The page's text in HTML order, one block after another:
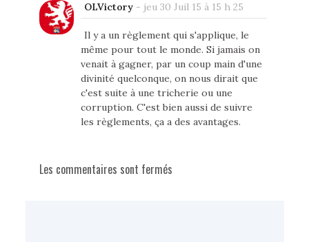
OLVictory- jeu 30 Juil 15 à 15 h 25
Il y a un règlement qui s'applique, le
même pour tout le monde. Si jamais on
venait à gagner, par un coup main d'une
divinité quelconque, on nous dirait que
c'est suite à une tricherie ou une
corruption. C'est bien aussi de suivre
les règlements, ça a des avantages.
Les commentaires sont fermés